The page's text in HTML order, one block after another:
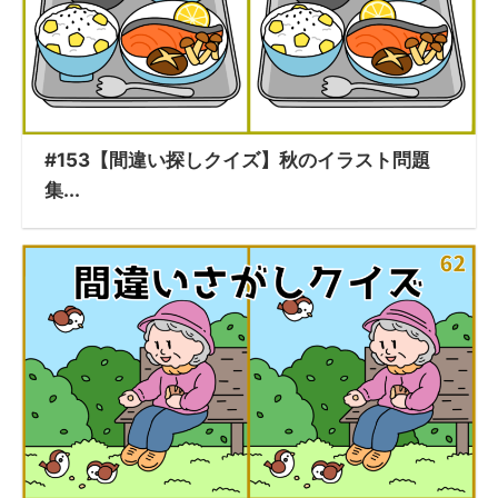
#153【間違い探しクイズ】秋のイラスト問題
集...